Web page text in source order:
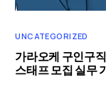
UNCATEGORIZED
가라오케 구인구
스태프 모집 실무